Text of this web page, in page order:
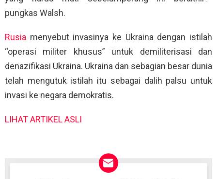
pungkas Walsh.
Rusia menyebut invasinya ke Ukraina dengan istilah
“operasi militer khusus” untuk demiliterisasi dan
denazifikasi Ukraina. Ukraina dan sebagian besar dunia
telah mengutuk istilah itu sebagai dalih palsu untuk
invasi ke negara demokratis.
LIHAT ARTIKEL ASLI